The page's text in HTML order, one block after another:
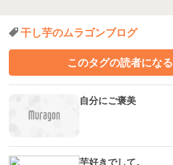
干し芋のムラゴンブログ
このタグの読者になる
自分にご褒美
芋好きでして。